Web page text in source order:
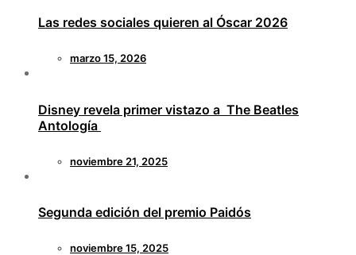
Las redes sociales quieren al Óscar 2026
marzo 15, 2026
Disney revela primer vistazo a The Beatles
Antología
noviembre 21, 2025
Segunda edición del premio Paidós
noviembre 15, 2025